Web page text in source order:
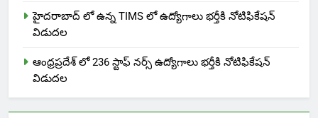
హైదరాబాద్ లో ఉన్న TIMS లో ఉద్యోగాలు భర్తీకి నోటిఫికేషన్
విడుదల
ఆంధ్రప్రదేశ్ లో 236 స్టాఫ్ నర్స్ ఉద్యోగాలు భర్తీకి నోటిఫికేషన్
విడుదల